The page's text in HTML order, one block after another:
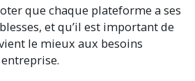
que chaque plateforme a ses
et qu’il est important de
le mieux aux besoins